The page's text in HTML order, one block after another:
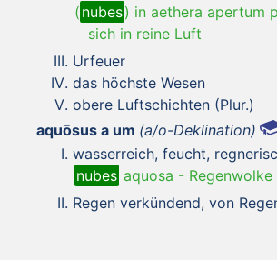
( nubes) in aethera apertum
sich in reine Luft
Urfeuer
das höchste Wesen
obere Luftschichten (Plur.)
aquōsus a um (a/o-Deklination)
wasserreich, feucht,
nubes aquosa - Regenwolke
Regen verkündend, von